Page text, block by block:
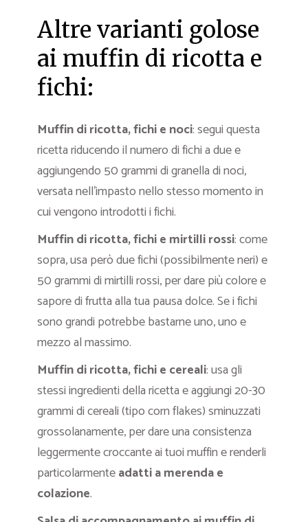
Altre varianti golose
ai muffin di ricotta e
fichi:
Muffin di ricotta, fichi e noci: segui questa
ricetta riducendo il numero di fichi a due e
aggiungendo 50 grammi di granella di noci,
versata nell’impasto nello stesso momento in
cui vengono introdotti i fichi.
Muffin di ricotta, fichi e mirtilli rossi: come
sopra, usa però due fichi (possibilmente neri) e
50 grammi di mirtilli rossi, per dare più colore e
sapore di frutta alla tua pausa dolce. Se i fichi
sono grandi potrebbe bastarne uno, uno e
mezzo al massimo.
Muffin di ricotta, fichi e cereali: usa gli
stessi ingredienti della ricetta e aggiungi 20-30
grammi di cereali (tipo corn flakes) sminuzzati
grossolanamente, per dare una consistenza
leggermente croccante ai tuoi muffin e renderli
particolarmenteadatti a merenda e
colazione.